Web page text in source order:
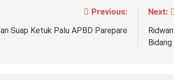
Previous:
Suap Ketuk Palu APBD Parepare
Next:
Bidang